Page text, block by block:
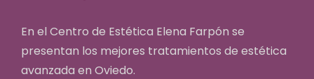
En el Centro de Estética Elena Farpón se
presentan los mejores tratamientos de estética
avanzada en Oviedo.